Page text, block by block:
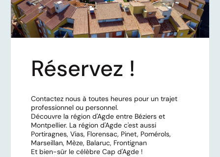
Réservez !
Contactez nous à toutes heures pour un trajet
professionnel ou personnel.
Découvre la région d'Agde entre Béziers et
Montpellier. La région d'Agde c'est aussi
Portiragnes, Vias, Florensac, Pinet, Pomérols,
Marseillan, Mèze, Balaruc, Frontignan
Et bien-sûr le célèbre Cap d'Agde !